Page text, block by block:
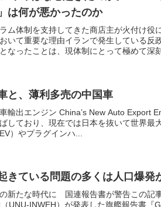
は何が悪かったのか
ム体制を支持してきた商店主が火付け
いて重要な理由イランで発生している反
なったことは、現体制にとって極めて深
と、薄利多売の中国車
輸出エンジン China’s New Auto Export
しており、現在では日本を抜いて世界最
）やプラグインハ...
きている問題の多くは人口爆発
新たな時代に 国連報告書が警告この記
UNU-INWEH）が発表した旗艦報告書『